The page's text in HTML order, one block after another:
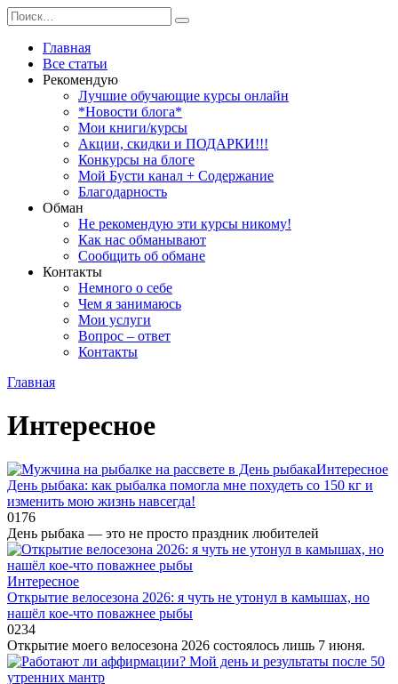
Перейти
к
содержанию
Search
for:
Главная
Все статьи
Рекомендую
Лучшие обучающие курсы онлайн
*Новости блога*
Мои книги/курсы
Акции, скидки и ПОДАРКИ!!!
Конкурсы на блоге
Мой Бусти канал + Содержание
Благодарность
Обман
Не рекомендую эти курсы никому!
Как нас обманывают
Сообщить об обмане
Контакты
Немного о себе
Чем я занимаюсь
Мои услуги
Вопрос – ответ
Контакты
Главная
Интересное
Интересное
День рыбака: как рыбалка помогла мне похудеть со 150 кг и
изменить мою жизнь навсегда!
0176
День рыбака — это не просто праздник любителей
Интересное
Открытие велосезона 2026: я чуть не утонул в камышах, но
нашёл кое-что поважнее рыбы
0234
Открытие моего велосезона 2026 состоялось лишь 7 июня.